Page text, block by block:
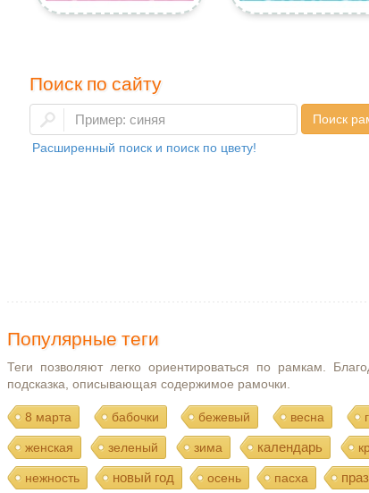
Поиск по сайту
Поиск
Расширенный поиск и поиск по цвету!
Популярные теги
Теги позволяют легко ориентироваться по рамкам.
подсказка, описывающая содержимое рамочки.
8 марта бабочки бежевый весна
женская зеленый зима календарь
нежность новый год осень пасха